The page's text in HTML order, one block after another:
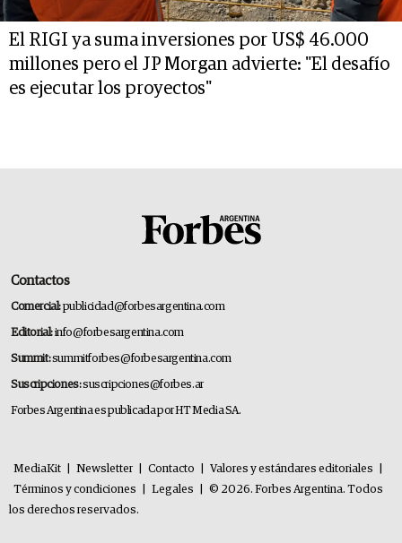
El RIGI ya suma inversiones por US$ 46.000
millones pero el JP Morgan advierte: "El desafío
es ejecutar los proyectos"
Contactos
Comercial:publicidad@forbesargentina.com
Editorial:info@forbesargentina.com
Summit:summitforbes@forbesargentina.com
Suscripciones:suscripciones@forbes.ar
Forbes Argentina es publicada por HT Media SA.
MediaKit Newsletter Contacto Valores y estándares editoriales
Términos y condiciones
Legales
© 2026. Forbes Argentina. Todos
los derechos reservados.